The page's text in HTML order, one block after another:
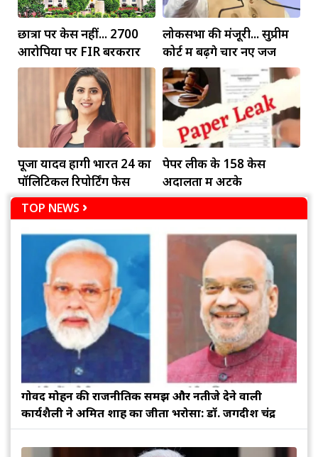
छात्रों पर केस नहीं... 2700
आरोपियों पर FIR बरकरार
लोकसभा की मंजूरी... सुप्रीम
कोर्ट में बढ़ेंगे चार नए जज
पूजा यादव होंगी भारत 24 का
पॉलिटिकल रिपोर्टिंग फेस
पेपर लीक के 158 केस
अदालतों में अटके
TOP NEWS
गोविंद मोहन की राजनीतिक समझ और नतीजे देने वाली
कार्यशैली ने अमित शाह का जीता भरोसा: डॉ. जगदीश चंद्र